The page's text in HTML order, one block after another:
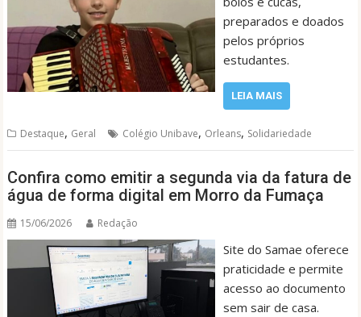
preparados e doados
pelos próprios
estudantes.
LEIA MAIS
Destaque, Geral Colégio Unibave, Orleans, Solidariedade
Confira como emitir a segunda via da fatura de
água de forma digital em Morro da Fumaça
15/06/2026 Redação
Site do Samae oferece
praticidade e permite
acesso ao documento
sem sair de casa.